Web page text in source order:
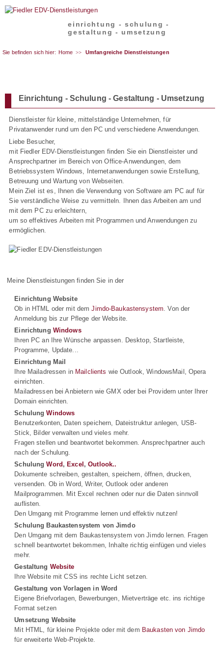
einrichtung - schulung -
gestaltung - umsetzung
Sie befinden sich hier: Home Umfangreiche Dienstleistungen
Einrichtung - Schulung - Gestaltung - Umsetzung
Dienstleister für kleine, mittelständige Unternehmen, für
Privatanwender rund um den PC und verschiedene Anwendungen.
Liebe Besucher,
mit Fiedler EDV-Dienstleistungen finden Sie ein Dienstleister und
Ansprechpartner im Bereich von Office-Anwendungen, dem
Betriebssystem Windows, Internetanwendungen sowie Erstellung,
Betreuung und Wartung von Webseiten.
Mein Ziel ist es, Ihnen die Verwendung von Software am PC auf für
Sie verständliche Weise zu vermitteln. Ihnen das Arbeiten am und
mit dem PC zu erleichtern,
um so effektives Arbeiten mit Programmen und Anwendungen zu
ermöglichen.
Meine Dienstleistungen finden Sie in der
Einrichtung Website
Ob in HTML oder mit demJimdo-Baukastensystem . Von der
Anmeldung bis zur Pflege der Website.
Einrichtung Windows
Ihren PC an Ihre Wünsche anpassen. Desktop, Startleiste,
Programme, Update...
Einrichtung Mail
Ihre Mailadressen in Mailclients wie Outlook, WindowsMail, Opera
einrichten.
Mailadressen bei Anbietern wie GMX oder bei Providern unter Ihrer
Domain einrichten.
SchulungWindows
Benutzerkonten, Daten speichern, Dateistruktur anlegen, USB-
Stick, Bilder verwalten und vieles mehr.
Fragen stellen und beantwortet bekommen. Ansprechpartner auch
nach der Schulung.
SchulungWord,Excel,Outlook..
Dokumente schreiben, gestalten, speichern, öffnen, drucken,
versenden. Ob in Word, Writer, Outlook oder anderen
Mailprogrammen. Mit Excel rechnen oder nur die Daten sinnvoll
auflisten.
Den Umgang mit Programme lernen und effektiv nutzen!
Schulung Baukastensystem von Jimdo
Den Umgang mit dem Baukastensystem von Jimdo lernen. Fragen
schnell beantwortet bekommen, Inhalte richtig einfügen und vieles
mehr.
Gestaltung Website
Ihre Website mit CSS ins rechte Licht setzen.
Gestaltung von Vorlagen in Word
Eigene Briefvorlagen, Bewerbungen, Mietverträge etc. ins richtige
Format setzen
Umsetzung Website
Mit HTML, für kleine Projekte oder mit dem Baukasten von Jimdo
für erweiterte Web-Projekte.